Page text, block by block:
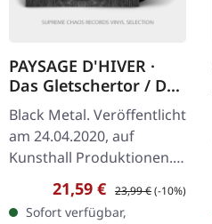
PAYSAGE D'HIVER ·
Das Gletschertor / Das
Schwarze Metall-Eisen
| BLACK LP
Black Metal. Veröffentlicht
am 24.04.2020, auf
Kunsthall Produktionen.
Schwarzes Vinyl mit
bedruckter Innenhülle.
Verkaufspreis:
21,59 € Regulärer Preis:
23,99 €(-10%)
Sofort verfügbar,